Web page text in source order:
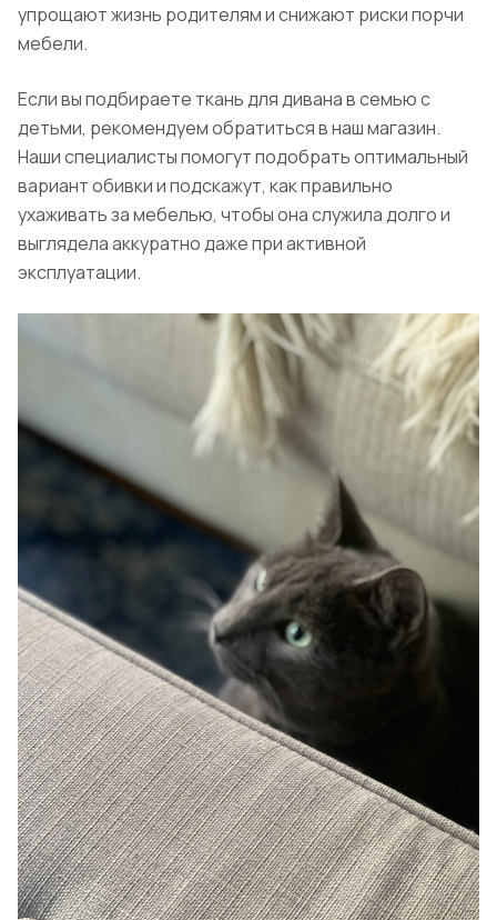
упрощают жизнь родителям и снижают риски порчи
мебели.
Если вы подбираете ткань для дивана в семью с
детьми, рекомендуем обратиться в наш магазин.
Наши специалисты помогут подобрать оптимальный
вариант обивки и подскажут, как правильно
ухаживать за мебелью, чтобы она служила долго и
выглядела аккуратно даже при активной
эксплуатации.